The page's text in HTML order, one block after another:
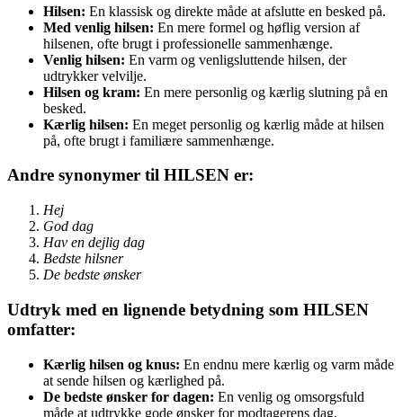
Hilsen: En klassisk og direkte måde at afslutte en besked på.
Med venlig hilsen: En mere formel og høflig version af
hilsenen, ofte brugt i professionelle sammenhænge.
Venlig hilsen: En varm og venligsluttende hilsen, der
udtrykker velvilje.
Hilsen og kram: En mere personlig og kærlig slutning på en
besked.
Kærlig hilsen: En meget personlig og kærlig måde at hilsen
på, ofte brugt i familiære sammenhænge.
Andre synonymer til HILSEN er:
Hej
God dag
Hav en dejlig dag
Bedste hilsner
De bedste ønsker
Udtryk med en lignende betydning som HILSEN
omfatter:
Kærlig hilsen og knus: En endnu mere kærlig og varm måde
at sende hilsen og kærlighed på.
De bedste ønsker for dagen: En venlig og omsorgsfuld
måde at udtrykke gode ønsker for modtagerens dag.